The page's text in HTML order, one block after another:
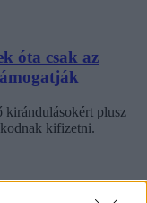
óta csak az
kirándulásokért plusz
kifizetni.